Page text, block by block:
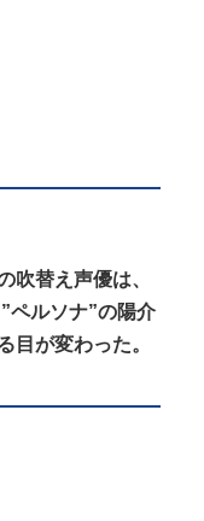
吹替え声優は、
ペルソナ”の陽介
目が変わった。